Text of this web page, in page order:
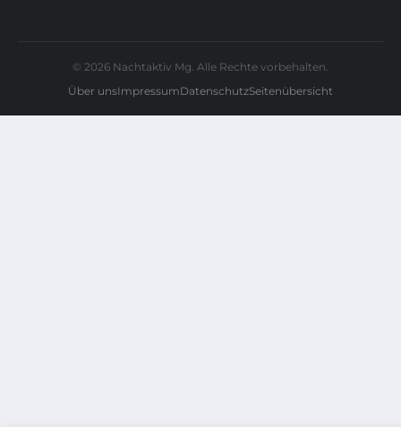
© 2026 Nachtaktiv Mg. Alle Rechte vorbehalten.
Über unsImpressumDatenschutzSeitenübersicht